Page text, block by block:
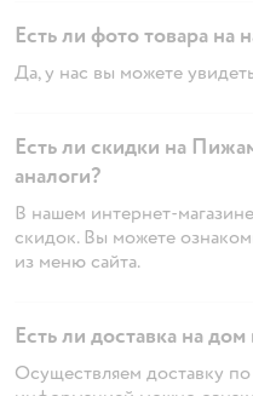
Есть ли фото товара на
Да, у нас вы можете
Есть ли скидки на
аналоги?
В нашем интернет-
скидок. Вы можете
из меню сайта.
Есть ли доставка на
Осуществляем доставку